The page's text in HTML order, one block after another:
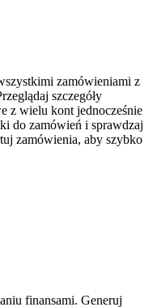
zamówieniami z
szczegóły
z wielu kont jednocześnie
do zamówień i sprawdzaj
zamówienia, aby szybko
finansami. Generuj